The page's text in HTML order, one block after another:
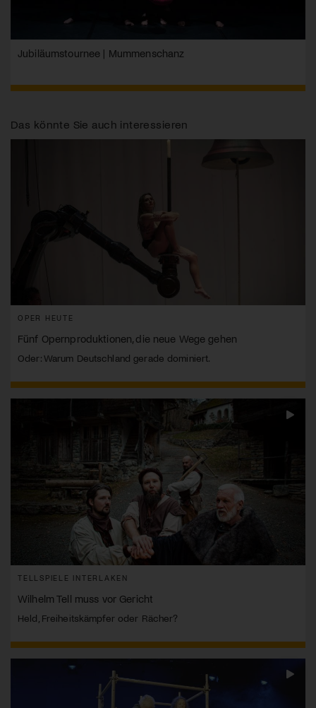
Jubiläumstournee | Mummenschanz
Das könnte Sie auch interessieren
OPER HEUTE
Fünf Opernproduktionen, die neue Wege gehen
Oder: Warum Deutschland gerade dominiert.
TELLSPIELE INTERLAKEN
Wilhelm Tell muss vor Gericht
Held, Freiheitskämpfer oder Rächer?